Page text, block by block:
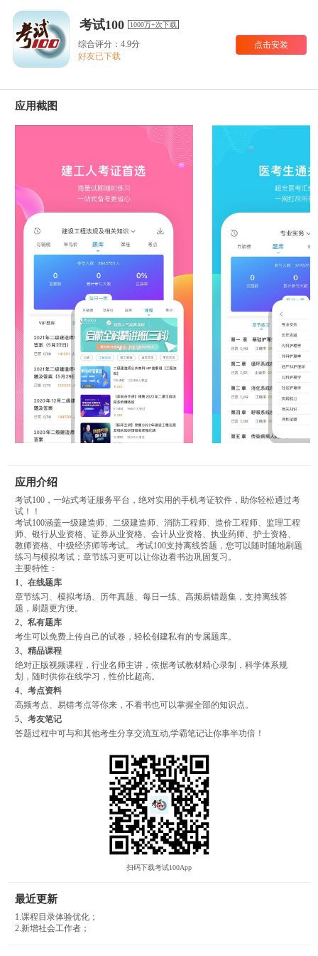
考试100 1000万+次下载
综合评分：4.9分
好友已下载
点击安装
应用截图
应用介绍
考试100，一站式考证服务平台，绝对实用的手机考证软件，助你轻松通过考
试！！
考试100涵盖一级建造师、二级建造师、消防工程师、造价工程师、监理工程
师、银行从业资格、证券从业资格、会计从业资格、执业药师、护士资格、
教师资格、中级经济师等考试。 考试100支持离线答题，您可以随时随地刷题
练习与模拟考试；章节练习更可以让你边看书边巩固复习。
主要特性：
1、在线题库
章节练习、模拟考场、历年真题、每日一练、高频易错题集，支持离线答
题，刷题更方便。
2、私有题库
考生可以免费上传自己的试卷，轻松创建私有的专属题库。
3、精品课程
绝对正版视频课程，行业名师主讲，依据考试教材精心录制，科学体系规
划，随时供你在线学习，性价比超高。
4、考点资料
高频考点、易错考点等你来，不看书也可以掌握全部的知识点。
5、考友笔记
答题过程中可与和其他考生分享交流互动,学霸笔记让你事半功倍！
扫码下载考试100App
最近更新
1.课程目录体验优化；
2.新增社会工作者；